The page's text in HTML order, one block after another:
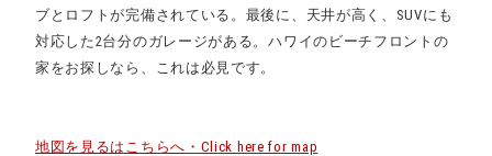
ブとロフトが完備されている。最後に、天井が高く、SUVにも
対応した2台分のガレージがある。ハワイのビーチフロントの
家をお探しなら、これは必見です。
地図を見るはこちらへ・Click here for map